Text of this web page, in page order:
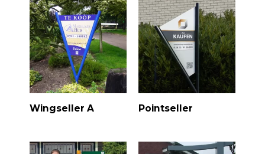
Wingseller A Pointseller